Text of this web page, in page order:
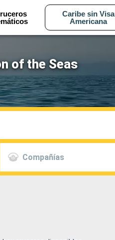
Caribe sin Visa
Americana
of the Seas
Compañías